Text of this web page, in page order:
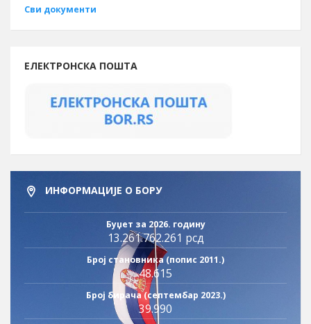
Сви документи
ЕЛЕКТРОНСКА ПОШТА
ИНФОРМАЦИЈЕ О БОРУ
Буџет за 2026. годину
13.261.762.261 рсд
Број становника (попис 2011.)
48.615
Број бирача (септембар 2023.)
39.990